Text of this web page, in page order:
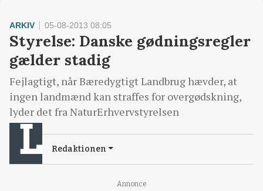
Annonce
ARKIV 05-08-2013 08:05
Styrelse: Danske gødningsregler
gælder stadig
Fejlagtigt, når Bæredygtigt Landbrug hævder, at
ingen landmænd kan straffes for overgødskning,
lyder det fra NaturErhvervstyrelsen
Redaktionen